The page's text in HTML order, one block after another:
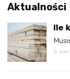
Aktualności
Ile
5